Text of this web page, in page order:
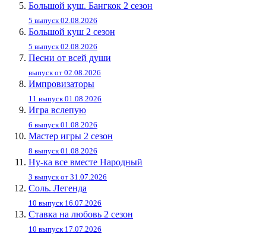
Большой куш. Бангкок 2 сезон
5 выпуск 02.08.2026
Большой куш 2 сезон
5 выпуск 02.08.2026
Песни от всей души
выпуск от 02.08.2026
Импровизаторы
11 выпуск 01.08.2026
Игра вслепую
6 выпуск 01.08.2026
Мастер игры 2 сезон
8 выпуск 01.08.2026
Ну-ка все вместе Народный
3 выпуск от 31.07.2026
Соль. Легенда
10 выпуск 16.07.2026
Ставка на любовь 2 сезон
10 выпуск 17.07.2026